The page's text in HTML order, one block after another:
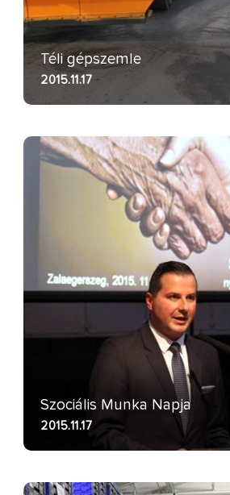
Téli gépszemle
2015.11.17
Szociális Munka Napja
2015.11.17